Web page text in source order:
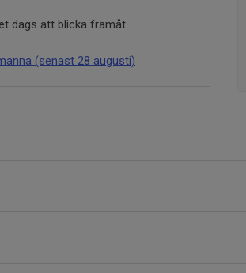
dags att blicka framåt.
(senast 28 augusti)